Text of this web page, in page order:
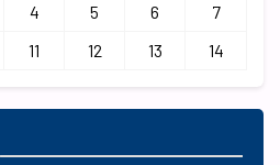
4 5 6
7
11 12 13 14